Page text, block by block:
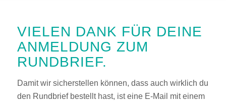
VIELEN DANK FÜR DEINE
ANMELDUNG ZUM
RUNDBRIEF.
Damit wir sicherstellen können, dass auch wirklich du
den Rundbrief bestellt hast, ist eine E-Mail mit einem